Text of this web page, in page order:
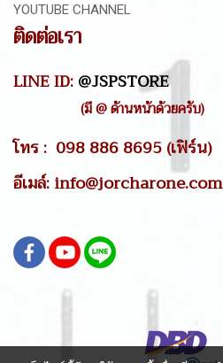
YOUTUBE CHANNEL
ติดต่อเรา
LINE ID:@JSPSTORE
(มี @ ด้านหน้าด้วยครับ)
โทร : 098 886 8695 (เฟิร์น)
อีเมล์: info@jorcharone.com